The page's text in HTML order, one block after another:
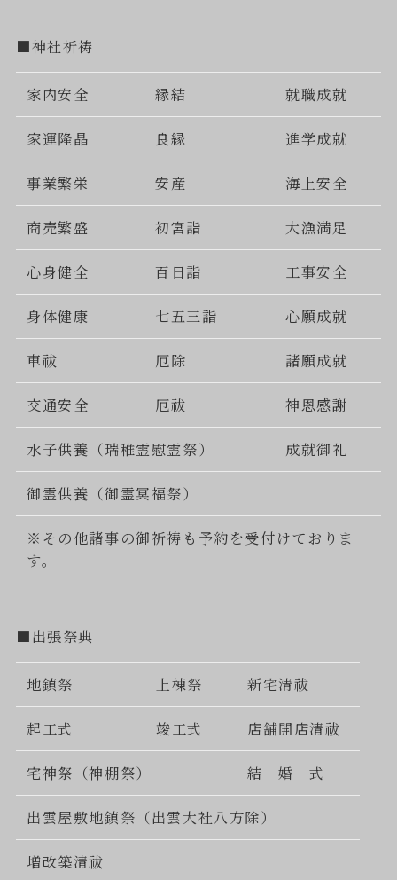
■神社祈祷
家内安全 縁結 就職成就
家運隆晶 良縁 進学成就
事業繁栄 安産 海上安全
商売繁盛 初宮詣 大漁満足
心身健全 百日詣 工事安全
身体健康 七五三詣 心願成就
車祓 厄除 諸願成就
交通安全 厄祓 神恩感謝
水子供養（瑞稚霊慰霊祭） 成就御礼
御霊供養（御霊冥福祭）
※その他諸事の御祈祷も予約を受付けておりま
す。
■出張祭典
地鎮祭 上棟祭 新宅清祓
起工式 竣工式 店舗開店清祓
宅神祭（神棚祭） 結 婚 式
出雲屋敷地鎮祭（出雲大社八方除）
増改築清祓